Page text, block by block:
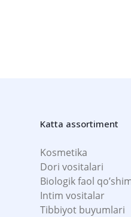
Katta assortiment
Kosmetika
Dori vositalari
Biologik faol
Intim vositalar
Tibbiyot buyumlari